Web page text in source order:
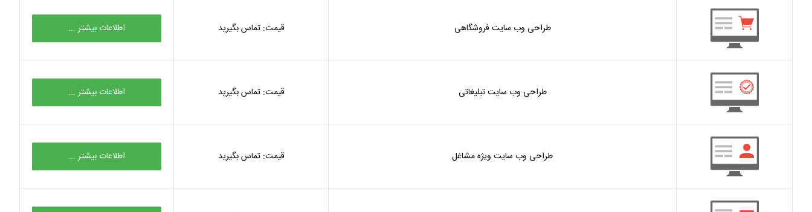
طراحی وب سایت فروشگاهی قیمت: تماس بگیرید اطلاعات بیشتر ...
طراحی وب سایت تبلیغاتی قیمت: تماس بگیرید اطلاعات بیشتر ...
طراحی وب سایت ویژه مشاغل قیمت: تماس بگیرید اطلاعات بیشتر ...